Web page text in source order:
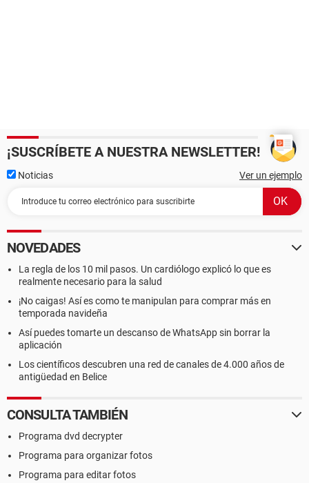
¡SUSCRÍBETE A NUESTRA NEWSLETTER!
Noticias Ver un ejemplo
NOVEDADES
La regla de los 10 mil pasos. Un cardiólogo explicó lo que es
realmente necesario para la salud
¡No caigas! Así es como te manipulan para comprar más en
temporada navideña
Así puedes tomarte un descanso de WhatsApp sin borrar la
aplicación
Los científicos descubren una red de canales de 4.000 años de
antigüedad en Belice
CONSULTA TAMBIÉN
Programa dvd decrypter
Programa para organizar fotos
Programa para editar fotos